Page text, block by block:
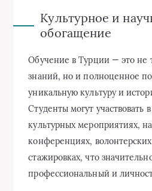
Культурное и
обогащение
Обучение в Турции — это не
знаний, но и полноценное
уникальную культуру и
Студенты могут участвовать
культурных мероприятиях,
конференциях,
стажировках, что
профессиональный и